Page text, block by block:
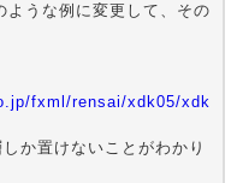
ような例に変更して、その
fxml/rensai/xdk05/xdk
か置けないことがわかり